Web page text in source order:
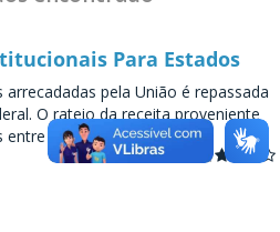
Para Estados
pela União é repassada
O rateio da receita proveniente
os entes...